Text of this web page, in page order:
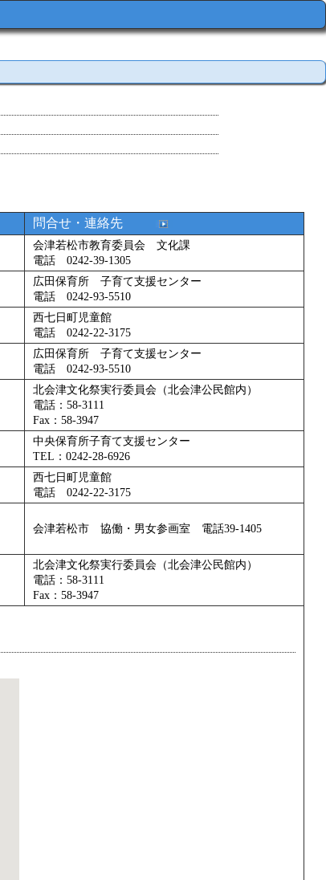
問合せ・連絡先
会津若松市教育委員会 文化課
電話 0242-39-1305
広田保育所 子育て支援センター
電話 0242-93-5510
西七日町児童館
電話 0242-22-3175
広田保育所 子育て支援センター
電話 0242-93-5510
北会津文化祭実行委員会（北会津公民館内）
電話：58-3111
Fax：58-3947
中央保育所子育て支援センター
TEL：0242-28-6926
西七日町児童館
電話 0242-22-3175
会津若松市 協働・男女参画室 電話39-1405
北会津文化祭実行委員会（北会津公民館内）
電話：58-3111
Fax：58-3947